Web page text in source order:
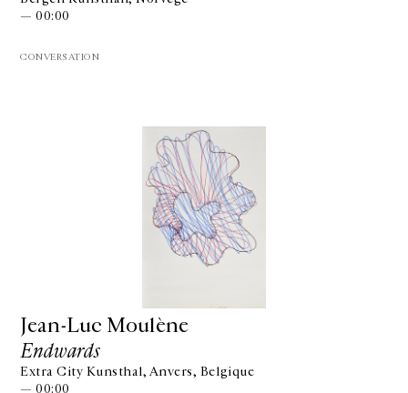
— 00:00
CONVERSATION
Jean-Luc Moulène
Endwards
Extra City Kunsthal, Anvers, Belgique
— 00:00